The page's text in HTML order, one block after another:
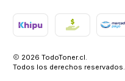
2026 TodoToner.cl.
Todos los derechos reservados.